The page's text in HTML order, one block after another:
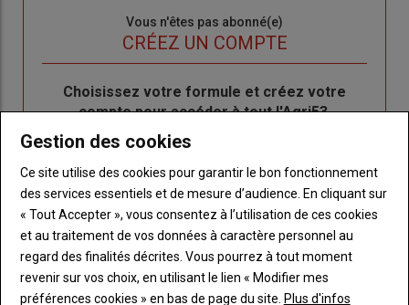
Vous n'êtes pas abonné(e)
CRÉEZ UN COMPTE
BodyChoisissez votre formule et créez votre
compte pour accéder à tout l'Agri53.
Lien
LES PLUS LUS
Gestion des cookies
Ce site utilise des cookies pour garantir le bon fonctionnement
des services essentiels et de mesure d’audience. En cliquant sur
« Tout Accepter », vous consentez à l’utilisation de ces cookies
et au traitement de vos données à caractère personnel au
regard des finalités décrites. Vous pourrez à tout moment
revenir sur vos choix, en utilisant le lien « Modifier mes
préférences cookies » en bas de page du site. Plus d'infos